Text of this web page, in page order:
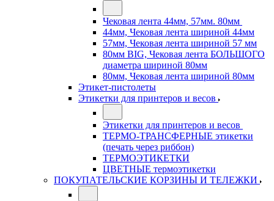
Чековая лента 44мм, 57мм. 80мм
44мм, Чековая лента шириной 44мм
57мм, Чековая лента шириной 57 мм
80мм BIG, Чековая лента БОЛЬШОГО
диаметра шириной 80мм
80мм, Чековая лента шириной 80мм
Этикет-пистолеты
Этикетки для принтеров и весов
Этикетки для принтеров и весов
ТЕРМО-ТРАНСФЕРНЫЕ этикетки
(печать через риббон)
ТЕРМОЭТИКЕТКИ
ЦВЕТНЫЕ термоэтикетки
ПОКУПАТЕЛЬСКИЕ КОРЗИНЫ И ТЕЛЕЖКИ